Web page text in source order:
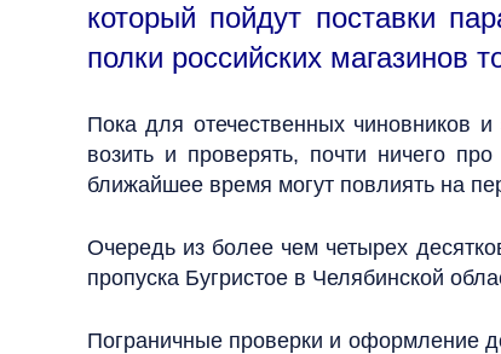
который пойдут поставки
полки российских магазинов
Пока для отечественных чиновников
возить и проверять, почти ничего
ближайшее время могут повлиять на
Очередь из более чем четырех
пропуска Бугристое в Челябинской
Пограничные проверки и оформление